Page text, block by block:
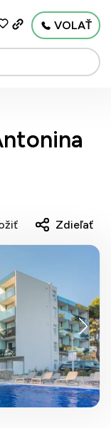
VOLAŤ
Zdieľať